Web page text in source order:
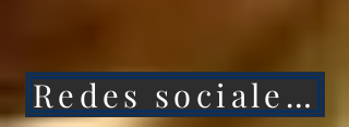
Unidos caerá aún más
Redes sociales 1